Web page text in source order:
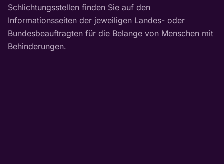
Schlichtungsstellen finden Sie auf den
Informationsseiten der jeweiligen Landes- oder
Bundesbeauftragten für die Belange von Menschen mit
Behinderungen.